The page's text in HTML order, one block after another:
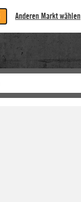
Anderen Markt wählen